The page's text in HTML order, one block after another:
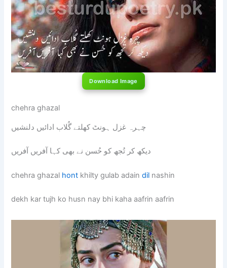
Download Image
chehra ghazal
چہرہ غزل ہونٹ کھلتے گُلاب ادائیں دلنشیں
دیکھ کر تُجھ کو حُسن نے بھی کہا آفریں آفریں
chehra ghazal hont khilty gulab adaindil nashin
dekh kar tujh ko husn nay bhi kaha aafrin aafrin